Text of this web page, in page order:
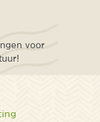
voor